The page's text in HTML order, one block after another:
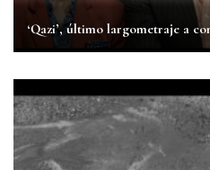
‘Qazi’, último largometraje a